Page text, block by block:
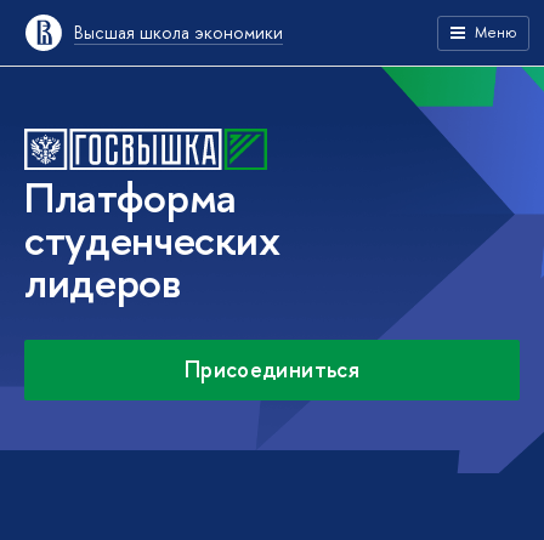
Высшая школа экономики Меню
Платформа
студенческих
лидеров
Присоединиться